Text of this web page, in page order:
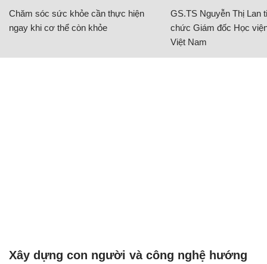
Chăm sóc sức khỏe cần thực hiện
ngay khi cơ thể còn khỏe
GS.TS Nguyễn Thị Lan
chức Giám đốc Học
Việt Nam
Xây dựng con người và công nghệ hướng